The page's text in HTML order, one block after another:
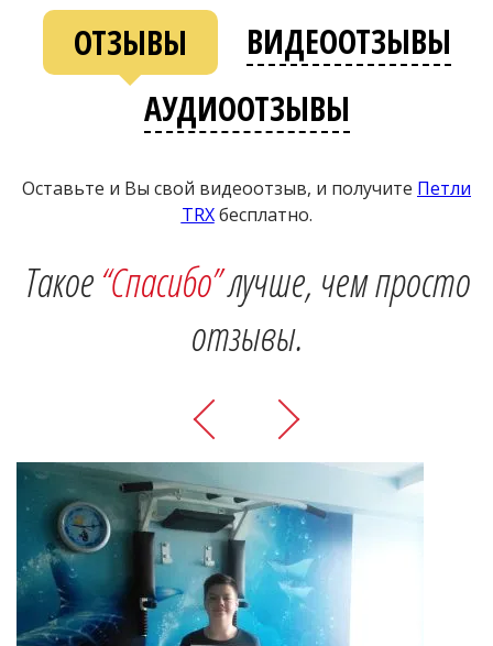
ОТЗЫВЫ
ВИДЕООТЗЫВЫ
АУДИООТЗЫВЫ
Оставьте и Вы свой видеоотзыв, и получите Петли
ТRХбесплатно.
Такое“Спасибо”лучше, чем просто
отзывы.